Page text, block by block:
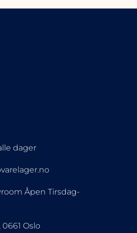
dager
Åpen Tirsdag-
Oslo